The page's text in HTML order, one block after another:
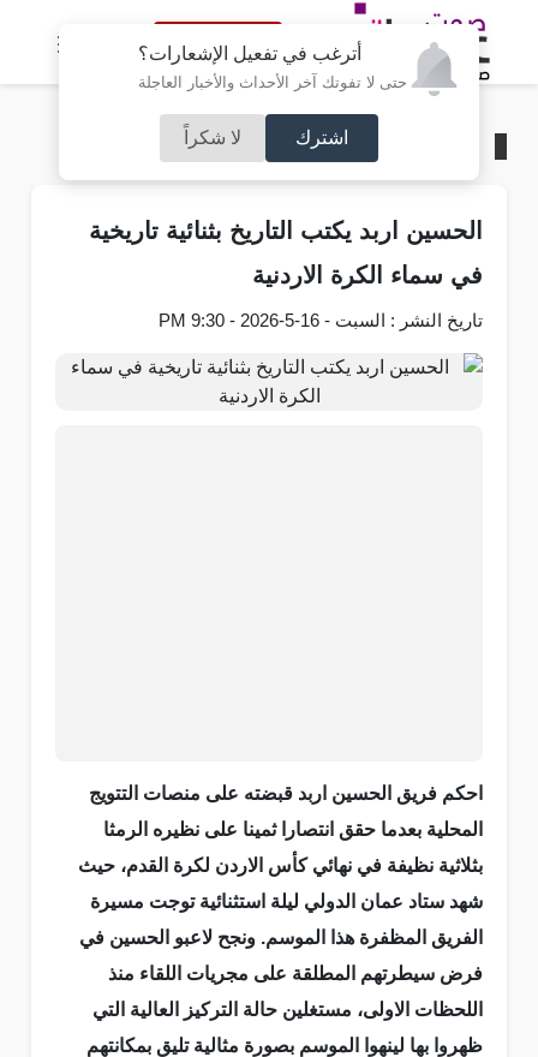
أترغب في تفعيل الإشعارات؟
حتى لا تفوتك آخر الأحداث والأخبار العاجلة
اشترك لا شكراً
النسخة الكاملة
رياضة
الحسين اربد يكتب التاريخ بثنائية تاريخية
في سماء الكرة الاردنية
تاريخ النشر : السبت - 16-5-2026 - 9:30 PM
احكم فريق الحسين اربد قبضته على منصات التتويج
المحلية بعدما حقق انتصارا ثمينا على نظيره الرمثا
بثلاثية نظيفة في نهائي كأس الاردن لكرة القدم، حيث
شهد ستاد عمان الدولي ليلة استثنائية توجت مسيرة
الفريق المظفرة هذا الموسم. ونجح لاعبو الحسين في
فرض سيطرتهم المطلقة على مجريات اللقاء منذ
اللحظات الاولى، مستغلين حالة التركيز العالية التي
ظهروا بها لينهوا الموسم بصورة مثالية تليق بمكانتهم